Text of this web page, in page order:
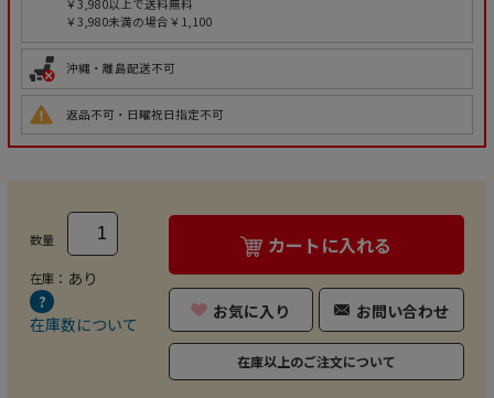
￥3,980以上で送料無料
￥3,980未満の場合￥1,100
沖縄・離島配送不可
返品不可・日曜祝日指定不可
数量
在庫： あり
在庫数について
カートに入れる
お気に入り お問い合わせ
在庫以上のご注文について